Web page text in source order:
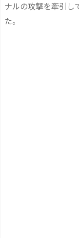
ナルの攻撃を牽引し
た。